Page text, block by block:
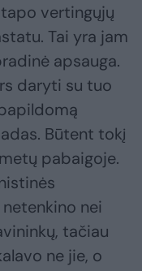
vertingųjų
Tai yra jam
apsauga.
daryti su tuo
Būtent tokį
pabaigoje.
nei
tačiau
ne jie, o